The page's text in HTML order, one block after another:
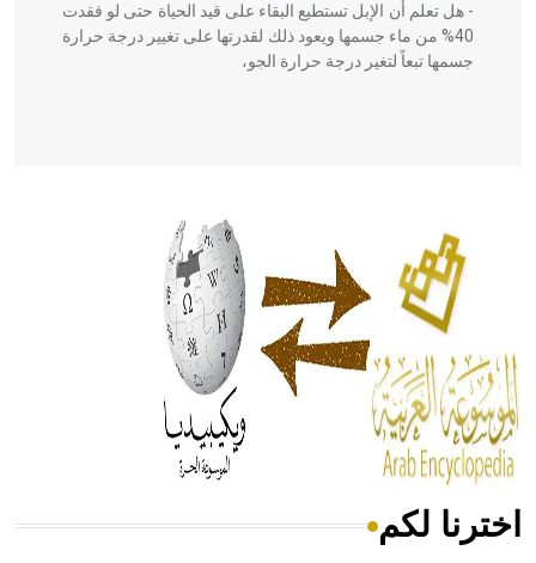
- هل تعلم أن الإبل تستطيع البقاء على قيد الحياة حتى لو فقدت
40% من ماء جسمها ويعود ذلك لقدرتها على تغيير درجة حرارة
جسمها تبعاً لتغير درجة حرارة الجو،
الحكم، الأدلة، تنظيم التغذية، ورسالته في جروح الرأس. ويعود
له الفضل بأنه حرر الطب من الدين والفلسفة.
- هل تعلم أن المرجان إفراز حيواني يتكون في البحر ويتركب
من مادة كربونات الكلسيوم، وهو أحمر أو شديد الحمرة وهو
أجود أنواعه، ويمتاز بكبر الحجم ويسمى الش
هل تعلم أن الأبسيد كلمة فرنسية اللفظ تم اعتمادها مصطلحاً
اخترنا لكم